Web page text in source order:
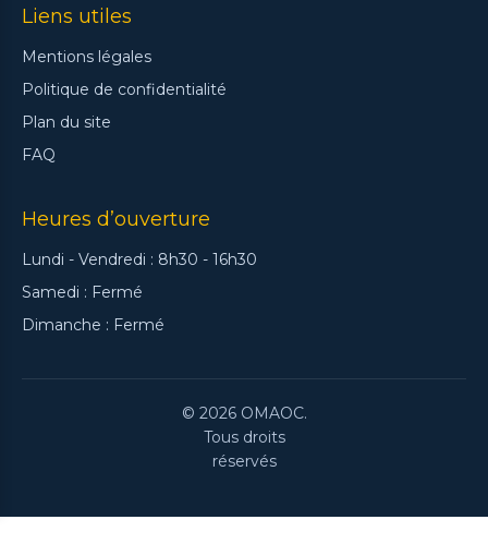
Liens utiles
Mentions légales
Politique de confidentialité
Plan du site
FAQ
Heures d’ouverture
Lundi - Vendredi : 8h30 - 16h30
Samedi : Fermé
Dimanche : Fermé
© 2026 OMAOC.
Tous droits
réservés